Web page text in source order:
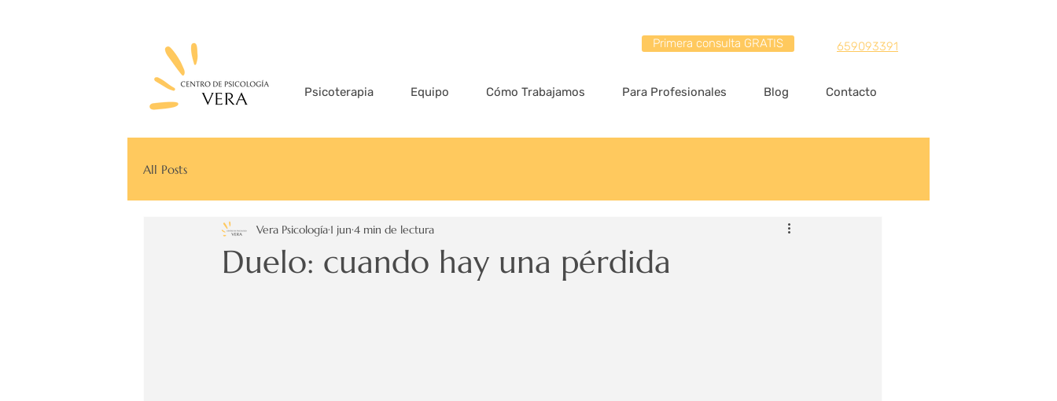
Primera consulta GRATIS 659093391
Psicoterapia Equipo Cómo Trabajamos Para Profesionales Blog Contacto
All Posts
Duelo: cuando hay una pérdida
Vera Psicología 1 jun 4 min de lectura